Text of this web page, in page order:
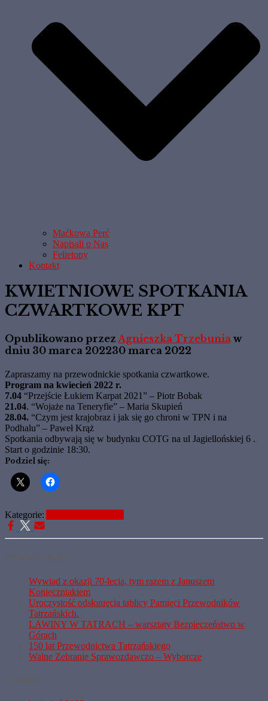
Maćkowa Perć
Napisali o Nas
Felietony
Kontakt
KWIETNIOWE SPOTKANIA
CZWARTKOWE KPT
Opublikowano przez Agnieszka Trzebunia w
dniu 30 marca 202230 marca 2022
Zapraszamy na przewodnickie spotkania czwartkowe.
Program na kwiecień 2022 r.
7.04 “Przejście Łukiem Karpat 2021” – Piotr Bobak
21.04. “Wojaże na Teneryfie” – Maria Skupień
28.04. “Czym jest krajobraz i jak się go chroni w TPN i na
Podhalu” – Paweł Krąż
Spotkania odbywają się w budynku COTG na ul Jagiellońskiej 6 .
Start o godzinie 18:30.
Podziel się:
Kategorie:
Wywiad z okazji 70-lecia, tym razem z Januszem
Konieczniakiem
Uroczystość odsłonięcia tablicy Pamięci Przewodników
Tatrzańskich.
LAWINY W TATRACH – warsztaty Bezpieczeństwo w
Górach
150 lat Przewodnictwa Tatrzańskiego
Walne Zebranie Sprawozdawczo – Wyborcze